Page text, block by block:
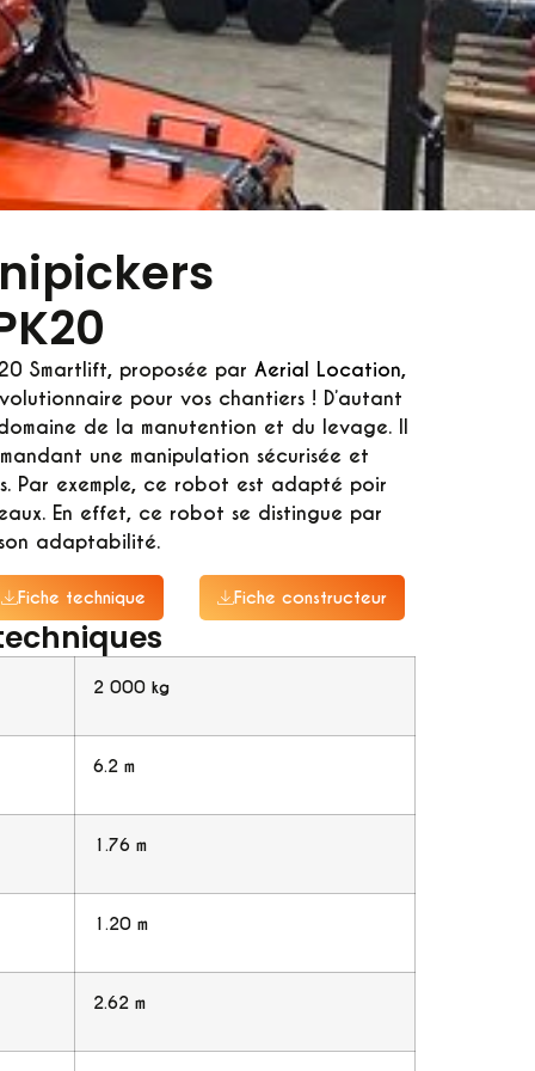
Smartlift, proposée par Aerial Location,
pour vos chantiers ! D’autant
de la manutention et du levage. Il
une manipulation sécurisée et
Par exemple, ce robot est adapté poir
En effet, ce robot se distingue par
adaptabilité.
Fiche technique Fiche constructeur
2 000 kg
6.2 m
1.76 m
1.20 m
2.62 m